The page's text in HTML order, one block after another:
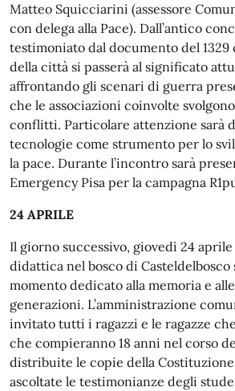
Matteo Squicciarini (assessore
con delega alla Pace). Dall’antico
testimoniato dal documento del 1329
della città si passerà al significato
affrontando gli scenari di guerra
che le associazioni coinvolte
conflitti. Particolare attenzione sarà
tecnologie come strumento per lo
la pace. Durante l’incontro sarà
Emergency Pisa per la campagna
24 APRILE
Il giorno successivo, giovedì 24 aprile
didattica nel bosco di
momento dedicato alla memoria e
generazioni. L’amministrazione
invitato tutti i ragazzi e le ragazze
che compieranno 18 anni nel corso
distribuite le copie della
ascoltate le testimonianze degli